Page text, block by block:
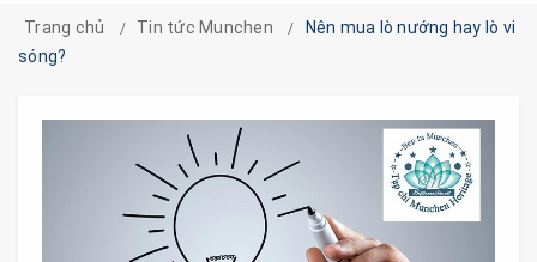
Trang chủ
Tin tức Munchen
Nên mua lò nướng hay lò vi
sóng?